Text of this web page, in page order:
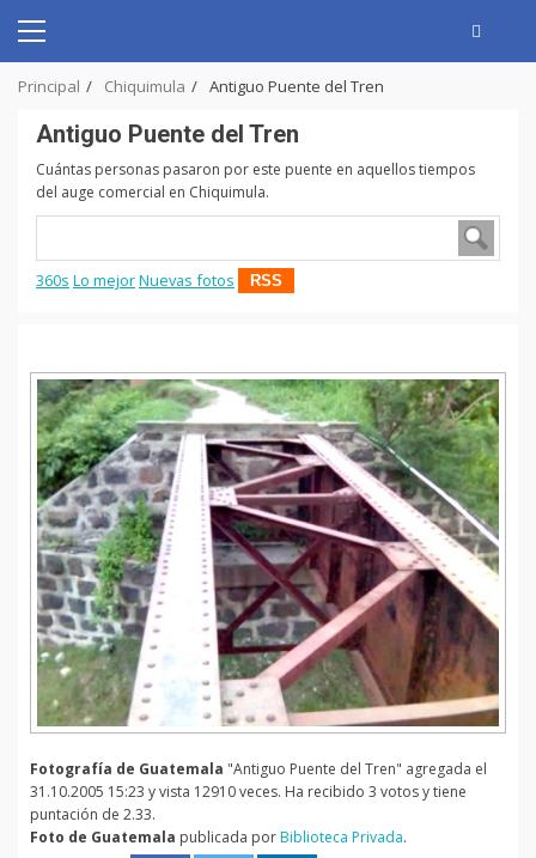
content
Primary
Principal Chiquimula Antiguo Puente del Tren
Antiguo Puente del Tren
Cuántas personas pasaron por este puente en aquellos tiempos
del auge comercial en Chiquimula.
360s Lo mejorNuevas fotos RSS
Fotografía de Guatemala "Antiguo Puente del Tren" agregada el
31.10.2005 15:23 y vista 12910 veces. Ha recibido 3 votos y tiene
puntación de 2.33.
Foto de Guatemala publicada porBiblioteca Privada.